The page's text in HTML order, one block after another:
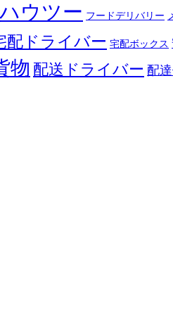
ハウツー フードデリバリー
配ドライバー 宅配ボックス
物 配送ドライバー 配